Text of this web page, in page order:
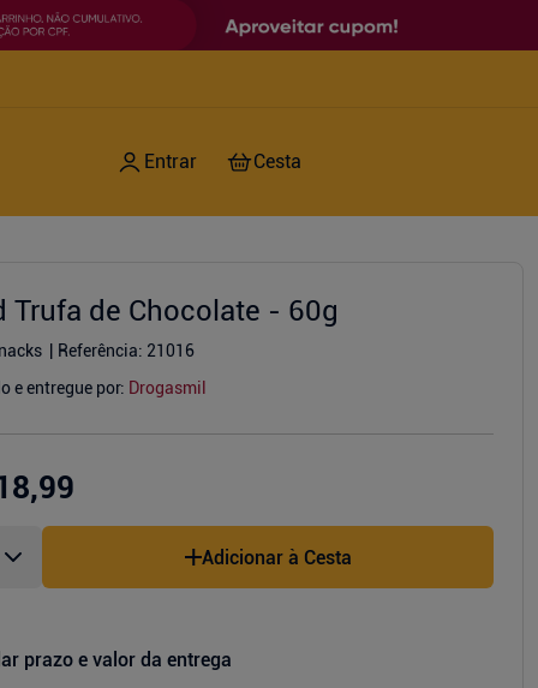
Trufa de Chocolate - 60g
Referência: 21016
e entregue por: Drogasmil
Adicionar à Cesta
prazo e valor da entrega